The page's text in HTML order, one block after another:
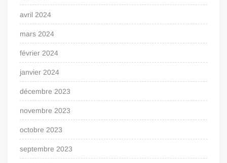
avril 2024
mars 2024
février 2024
janvier 2024
décembre 2023
novembre 2023
octobre 2023
septembre 2023